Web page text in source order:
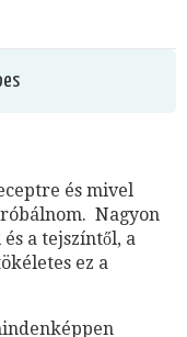
és mivel
Nagyon
a tejszíntől, a
ez a